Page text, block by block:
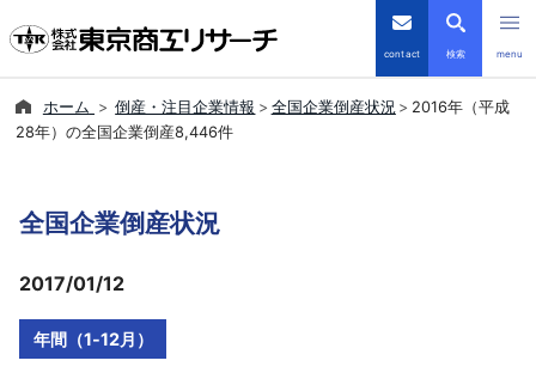
contact 検索 menu
倒産・注目企業情報
ホーム 倒産・注目企業情報 全国企業倒産状況
2016年（平成
28年）の全国企業倒産8,446件
全国企業倒産状況
2017/01/12
年間（1-12月）